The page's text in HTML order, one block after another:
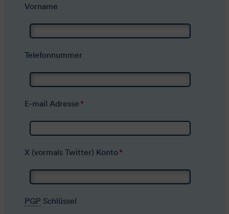
Vorname
Telefonnummer
E-mail Adresse *
X (vormals Twitter) Konto*
PGP Schlüssel